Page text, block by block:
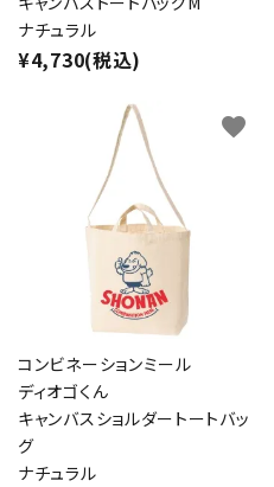
ナチュラル
¥4,730(税込)
コンビネーションミール
ディオゴくん
キャンバスショルダートートバッ
グ
ナチュラル
favorite